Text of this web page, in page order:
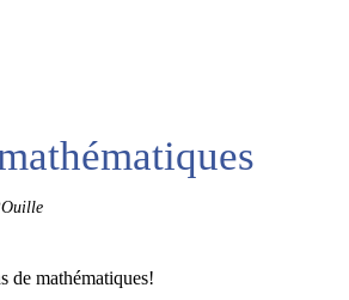
de mathématiques!